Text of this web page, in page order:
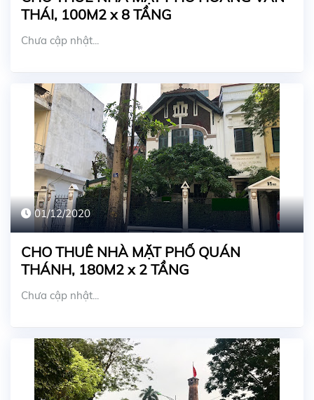
THÁI, 100M2 x 8 TẦNG
Chưa cập nhật...
01/12/2020
CHO THUÊ NHÀ MẶT PHỐ QUÁN
THÁNH, 180M2 x 2 TẦNG
Chưa cập nhật...